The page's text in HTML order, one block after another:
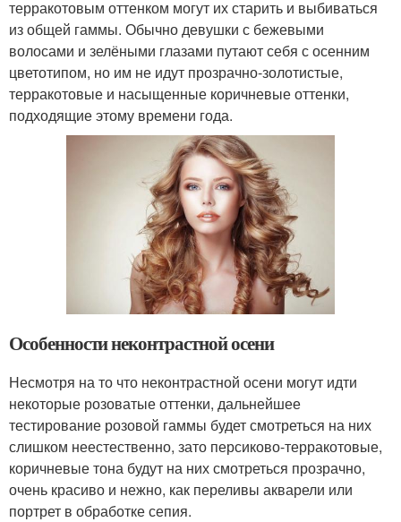
терракотовым оттенком могут их старить и выбиваться
из общей гаммы. Обычно девушки с бежевыми
волосами и зелёными глазами путают себя с осенним
цветотипом, но им не идут прозрачно-золотистые,
терракотовые и насыщенные коричневые оттенки,
подходящие этому времени года.
Особенности неконтрастной осени
Несмотря на то что неконтрастной осени могут идти
некоторые розоватые оттенки, дальнейшее
тестирование розовой гаммы будет смотреться на них
слишком неестественно, зато персиково-терракотовые,
коричневые тона будут на них смотреться прозрачно,
очень красиво и нежно, как переливы акварели или
портрет в обработке сепия.